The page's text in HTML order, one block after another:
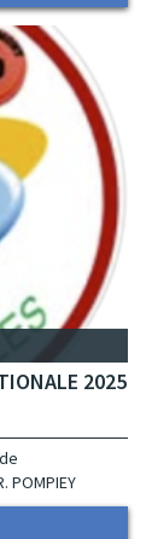
2025
POMPIEY